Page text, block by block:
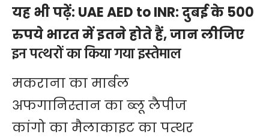
यह भी पढ़ें: UAE AED to INR: दुबई के 500
रुपये भारत में इतने होते हैं, जान लीजिए
इन पत्थरों का किया गया इस्तेमाल
मकराना का मार्बल
अफगानिस्तान का ब्लू लैपीज
कांगो का मैलाकाइट का पत्थर